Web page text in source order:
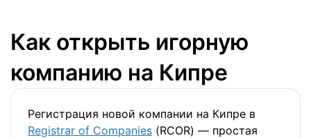
Как открыть игорную
компанию на Кипре
Регистрация новой компании на Кипре в
Registrar of Companies (RCOR) — простая